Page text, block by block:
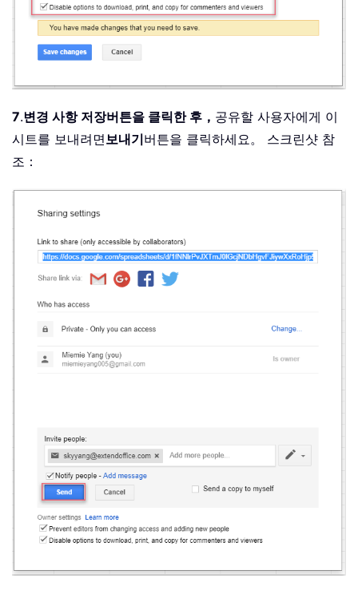
7.변경 사항 저장버튼을 클릭한 후， 공유할 사용자에게 이
시트를 보내려면보내기버튼을 클릭하세요。 스크린샷 참
조：